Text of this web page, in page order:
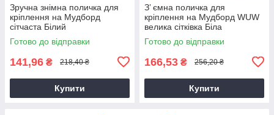
Зручна знімна поличка для
кріплення на Мудборд
сітчаста Білий
Готово до відправки
141,96 ₴ 218,40 ₴
Купити
З’ ємна поличка для
кріплення на Мудборд WUW
велика сітківка Біла
Готово до відправки
166,53 ₴ 256,20 ₴
Купити